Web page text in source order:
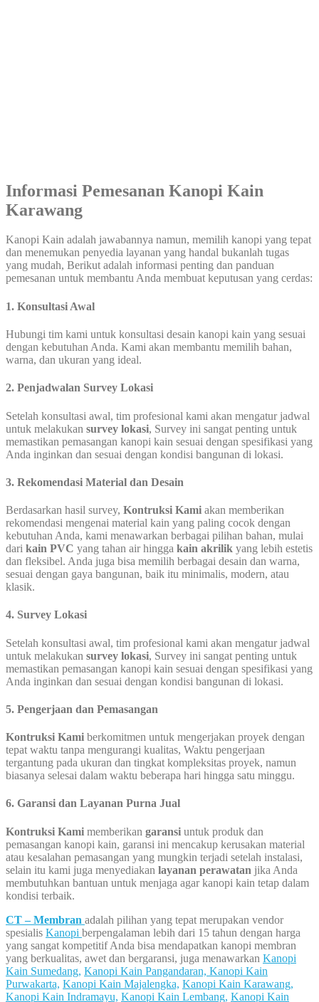
Informasi Pemesanan Kanopi Kain
Karawang
Kanopi Kain adalah jawabannya namun, memilih kanopi yang tepat
dan menemukan penyedia layanan yang handal bukanlah tugas
yang mudah, Berikut adalah informasi penting dan panduan
pemesanan untuk membantu Anda membuat keputusan yang cerdas:
1. Konsultasi Awal
Hubungi tim kami untuk konsultasi desain kanopi kain yang sesuai
dengan kebutuhan Anda. Kami akan membantu memilih bahan,
warna, dan ukuran yang ideal.
2. Penjadwalan Survey Lokasi
Setelah konsultasi awal, tim profesional kami akan mengatur jadwal
untuk melakukan survey lokasi, Survey ini sangat penting untuk
memastikan pemasangan kanopi kain sesuai dengan spesifikasi yang
Anda inginkan dan sesuai dengan kondisi bangunan di lokasi.
3. Rekomendasi Material dan Desain
Berdasarkan hasil survey, Kontruksi Kami akan memberikan
rekomendasi mengenai material kain yang paling cocok dengan
kebutuhan Anda, kami menawarkan berbagai pilihan bahan, mulai
dari kain PVC yang tahan air hingga kain akrilik yang lebih estetis
dan fleksibel. Anda juga bisa memilih berbagai desain dan warna,
sesuai dengan gaya bangunan, baik itu minimalis, modern, atau
klasik.
4. Survey Lokasi
Setelah konsultasi awal, tim profesional kami akan mengatur jadwal
untuk melakukan survey lokasi, Survey ini sangat penting untuk
memastikan pemasangan kanopi kain sesuai dengan spesifikasi yang
Anda inginkan dan sesuai dengan kondisi bangunan di lokasi.
5. Pengerjaan dan Pemasangan
Kontruksi Kami berkomitmen untuk mengerjakan proyek dengan
tepat waktu tanpa mengurangi kualitas, Waktu pengerjaan
tergantung pada ukuran dan tingkat kompleksitas proyek, namun
biasanya selesai dalam waktu beberapa hari hingga satu minggu.
6. Garansi dan Layanan Purna Jual
Kontruksi Kami memberikan garansi untuk produk dan
pemasangan kanopi kain, garansi ini mencakup kerusakan material
atau kesalahan pemasangan yang mungkin terjadi setelah instalasi,
selain itu kami juga menyediakan layanan perawatan jika Anda
membutuhkan bantuan untuk menjaga agar kanopi kain tetap dalam
kondisi terbaik.
CT – Membran adalah pilihan yang tepat merupakan vendor
spesialis Kanopi berpengalaman lebih dari 15 tahun dengan harga
yang sangat kompetitif Anda bisa mendapatkan kanopi membran
yang berkualitas, awet dan bergaransi, juga menawarkan Kanopi
Kain Sumedang, Kanopi Kain Pangandaran, Kanopi Kain
Purwakarta, Kanopi Kain Majalengka, Kanopi Kain Karawang,
Kanopi Kain Indramayu, Kanopi Kain Lembang, Kanopi Kain